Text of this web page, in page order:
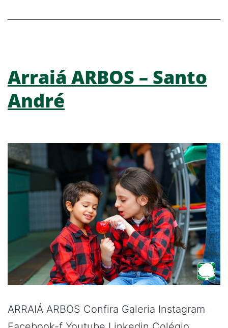
Arraiá ARBOS – Santo
André
ARRAIÁ ARBOS Confira Galeria Instagram